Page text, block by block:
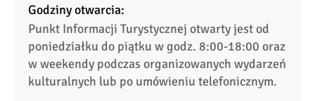
Godziny otwarcia:
Punkt Informacji Turystycznej otwarty jest od
poniedziałku do piątku w godz. 8:00-18:00 oraz
w weekendy podczas organizowanych wydarzeń
kulturalnych lub po umówieniu telefonicznym.